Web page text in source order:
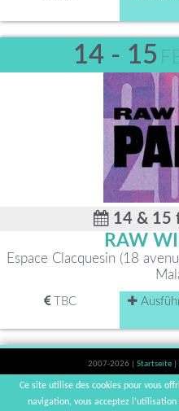
14 - 15
14 & 15
RAW
Espace Clacquesin (18
TBC
2007-2026 | Startseite
Der Verzehr von Alkohol ist
Ce site utilise des cookies pour vous
navigation, vous acceptez l’utilisation